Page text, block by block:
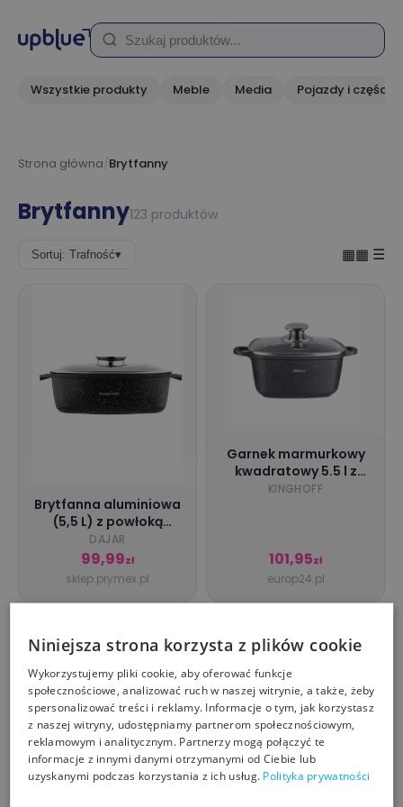
Wszystkie produkty Meble Media Pojazdy i części
Strona główna Brytfanny
Brytfanny123 produktów
Sortuj: Trafność▾ ▦▦ ☰
Brytfanna aluminiowa
(5,5 L) z powłoką
ceramiczną i
aromatyzerem
Konighoffer
DAJAR
99,99zł
sklep.prymex.pl
Garnek marmurkowy
kwadratowy 5.5 l z
pokrywką kinghoff kh
KINGHOFF
101,95zł
europ24.pl
Brytfanna emaliowana
Forma MOLLIS na
Niniejsza strona korzysta z plików cookie
Wykorzystujemy pliki cookie, aby oferować funkcje
społecznościowe, analizować ruch w naszej witrynie, a także, żeby
spersonalizować treści i reklamy. Informacje o tym, jak korzystasz
z naszej witryny, udostępniamy partnerom społecznościowym,
reklamowym i analitycznym. Partnerzy mogą połączyć te
informacje z innymi danymi otrzymanymi od Ciebie lub
uzyskanymi podczas korzystania z ich usług. Polityka prywatności